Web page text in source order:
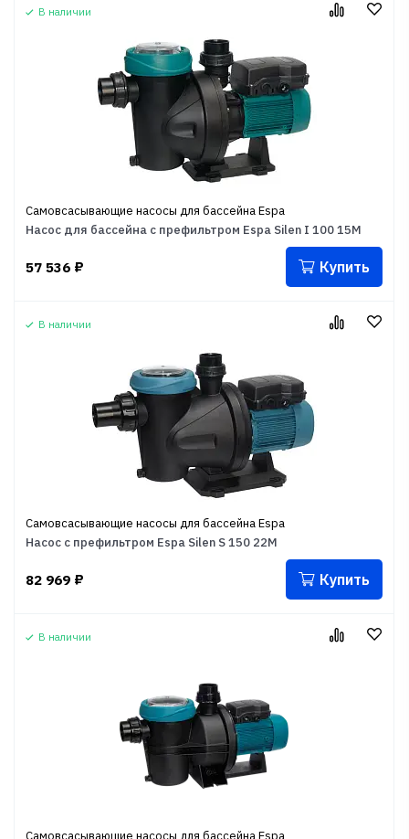
В наличии
Самовсасывающие насосы для бассейна Espa
Насос для бассейна с префильтром Espa Silen I 100 15M
57 536 ₽ Купить
В наличии
Самовсасывающие насосы для бассейна Espa
Насос с префильтром Espa Silen S 150 22M
82 969 ₽ Купить
В наличии
Самовсасывающие насосы для бассейна Espa